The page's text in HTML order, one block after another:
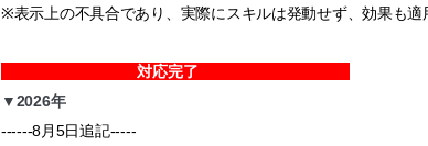
※表示上の不具合であり、実際にスキルは発動せず、効果も適
対応完了
▼2026年
------8月5日追記-----